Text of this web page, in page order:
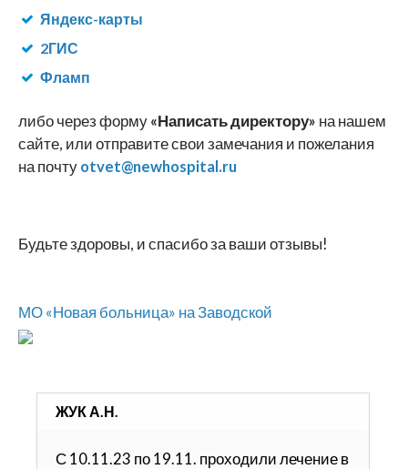
Яндекс-карты
2ГИС
Фламп
либо через форму «Написать директору» на нашем
сайте, или отправите свои замечания и пожелания
на почту otvet@newhospital.ru
Будьте здоровы, и спасибо за ваши отзывы!
МО «Новая больница» на Заводской
ЖУК А.Н.
С 10.11.23 по 19.11. проходили лечение в